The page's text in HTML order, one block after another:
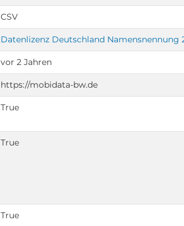
CSV
Datenlizenz Deutschland Namensnennung
vor 2 Jahren
https://mobidata-bw.de
True
True
True